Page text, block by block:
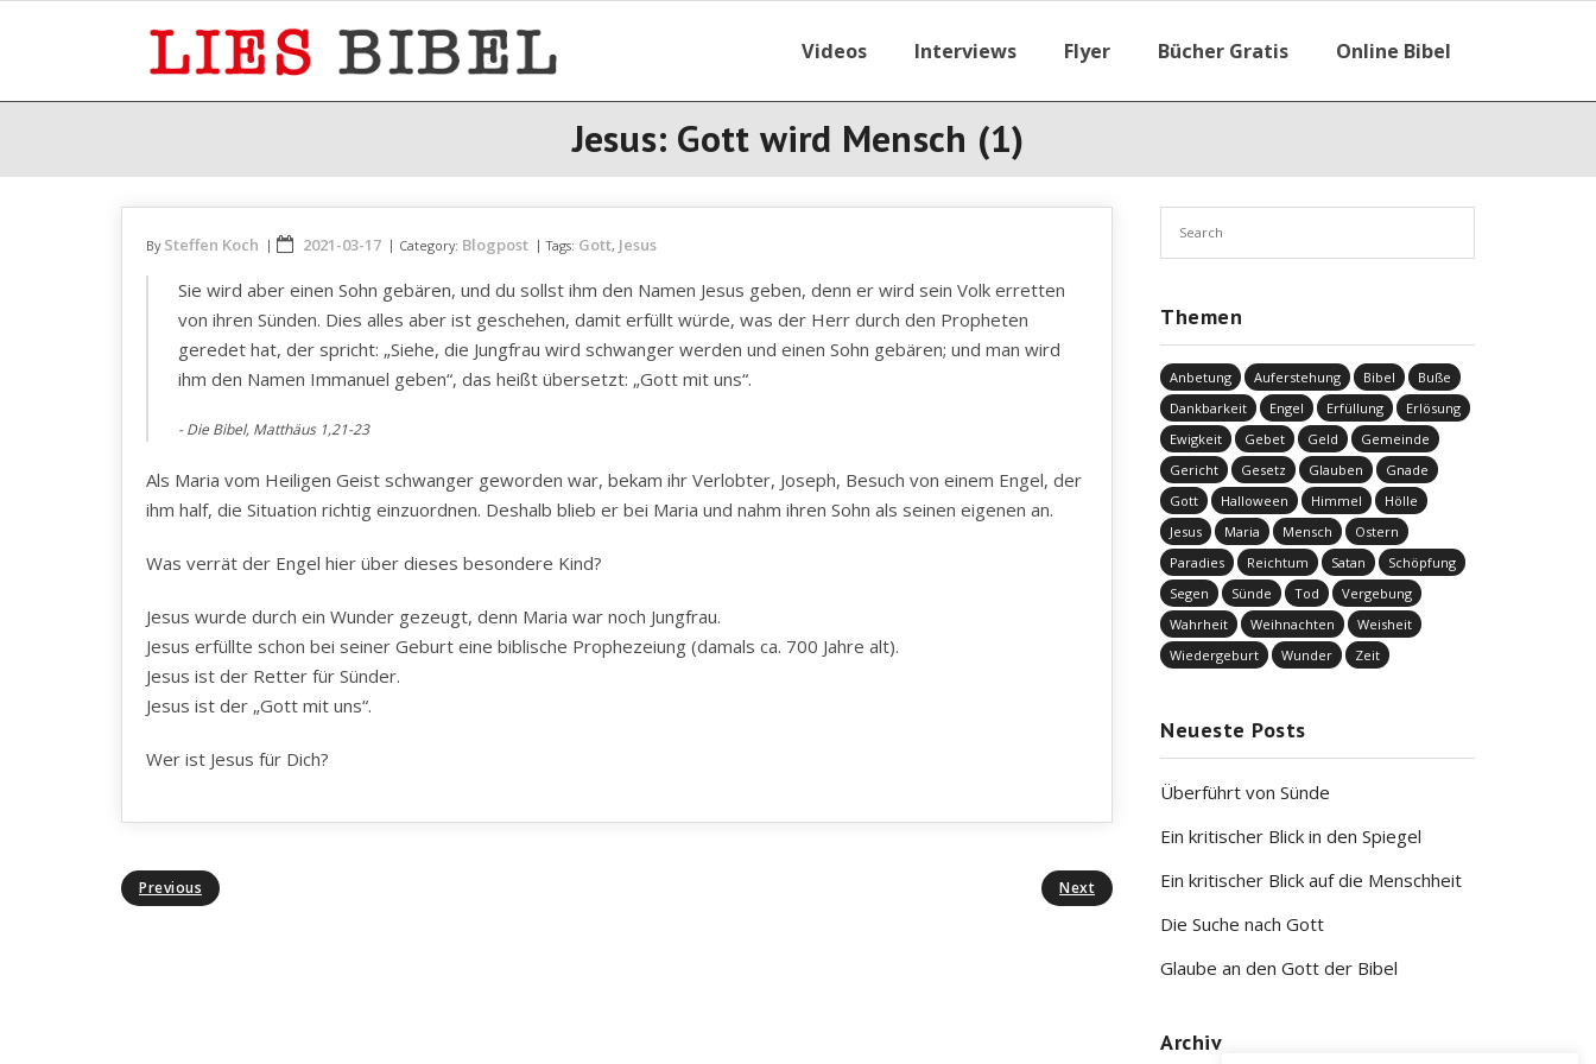
Videos Interviews Flyer Bücher Gratis Online Bibel
Jesus: Gott wird Mensch (1)
By Steffen Koch 2021-03-17 Category: Blogpost Tags: Gott, Jesus
Sie wird aber einen Sohn gebären, und du sollst ihm den Namen Jesus geben, denn er wird sein Volk erretten
von ihren Sünden. Dies alles aber ist geschehen, damit erfüllt würde, was der Herr durch den Propheten
geredet hat, der spricht: „Siehe, die Jungfrau wird schwanger werden und einen Sohn gebären; und man wird
ihm den Namen Immanuel geben“, das heißt übersetzt: „Gott mit uns“.
Die Bibel, Matthäus 1,21-23
Als Maria vom Heiligen Geist schwanger geworden war, bekam ihr Verlobter, Joseph, Besuch von einem Engel, der
ihm half, die Situation richtig einzuordnen. Deshalb blieb er bei Maria und nahm ihren Sohn als seinen eigenen an.
Was verrät der Engel hier über dieses besondere Kind?
Jesus wurde durch ein Wunder gezeugt, denn Maria war noch Jungfrau.
Jesus erfüllte schon bei seiner Geburt eine biblische Prophezeiung (damals ca. 700 Jahre alt).
Jesus ist der Retter für Sünder.
Jesus ist der „Gott mit uns“.
Wer ist Jesus für Dich?
Previous Next
Themen
Anbetung Auferstehung Bibel
Buße
Dankbarkeit
Engel Erfüllung
Erlösung
Ewigkeit
Gebet Geld
Gemeinde
Gericht
Gesetz Glauben
Gnade
Gott
Halloween Himmel
Hölle
Jesus
Maria Mensch
Ostern
Paradies
Reichtum Satan
Schöpfung
Segen
Sünde Tod
Vergebung
Wahrheit
Weihnachten
Weisheit
Wiedergeburt
Wunder Zeit
Neueste Posts
Überführt von Sünde
Ein kritischer Blick in den Spiegel
Ein kritischer Blick auf die Menschheit
Die Suche nach Gott
Glaube an den Gott der Bibel
Archiv